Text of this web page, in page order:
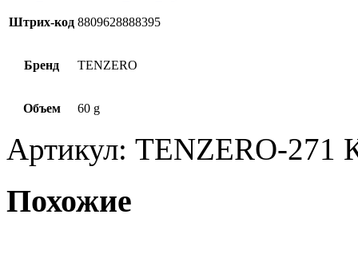
Штрих-код 8809628888395
Бренд TENZERO
Объем 60 g
Артикул: TENZERO-271
Похожие